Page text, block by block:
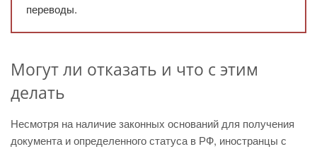
переводы.
Могут ли отказать и что с этим
делать
Несмотря на наличие законных оснований для получения
документа и определенного статуса в РФ, иностранцы с